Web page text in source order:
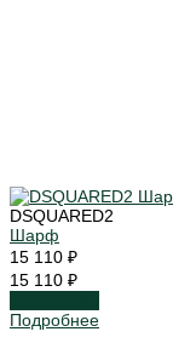
DSQUARED2
Шарф
15 110 ₽
15 110 ₽
Подробнее